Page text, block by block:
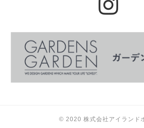
© 2020 株式会社アイランド